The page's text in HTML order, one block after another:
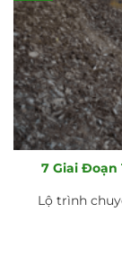
7 Giai Đoạn
Lộ trình